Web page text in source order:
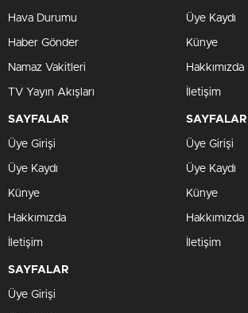
Hava Durumu
Haber Gönder
Namaz Vakitleri
TV Yayın Akışları
Üye Kaydı
Künye
Hakkımızda
İletişim
SAYFALAR
Üye Girişi
Üye Kaydı
Künye
Hakkımızda
İletişim
SAYFALAR
Üye Girişi
Üye Kaydı
Künye
Hakkımızda
İletişim
SAYFALAR
Üye Girişi